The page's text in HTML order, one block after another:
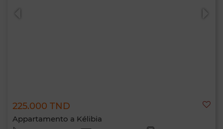
225.000 TND
Appartamento a Kélibia